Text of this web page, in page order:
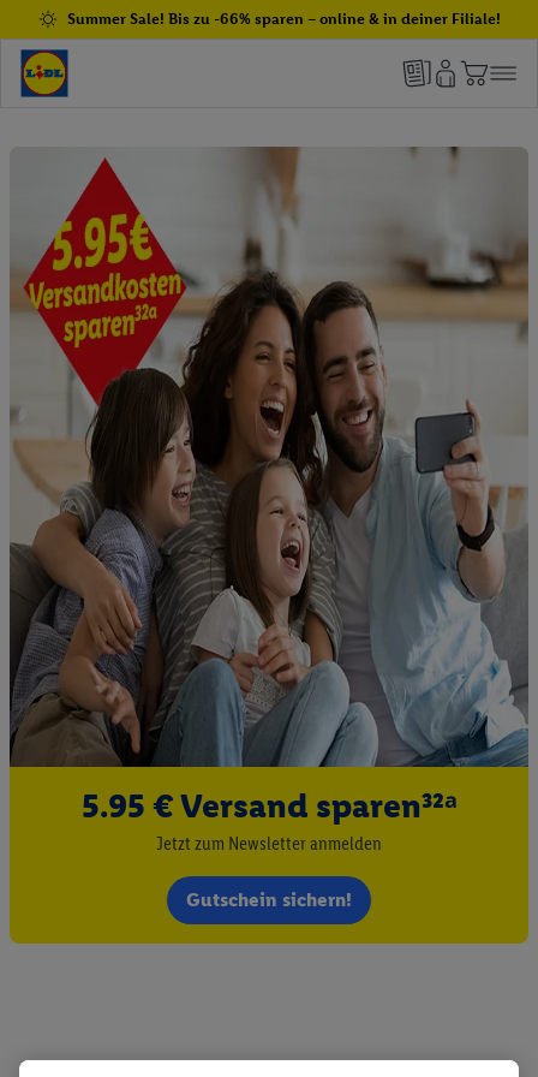
Summer Sale! Bis zu -66% sparen – online & in deiner Filiale!
5.95 € Versand sparen³²ᵃ
Jetzt zum Newsletter anmelden
Gutschein sichern!